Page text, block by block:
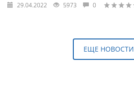
29.04.2022 5973 0
ЕЩЕ НОВОСТИ